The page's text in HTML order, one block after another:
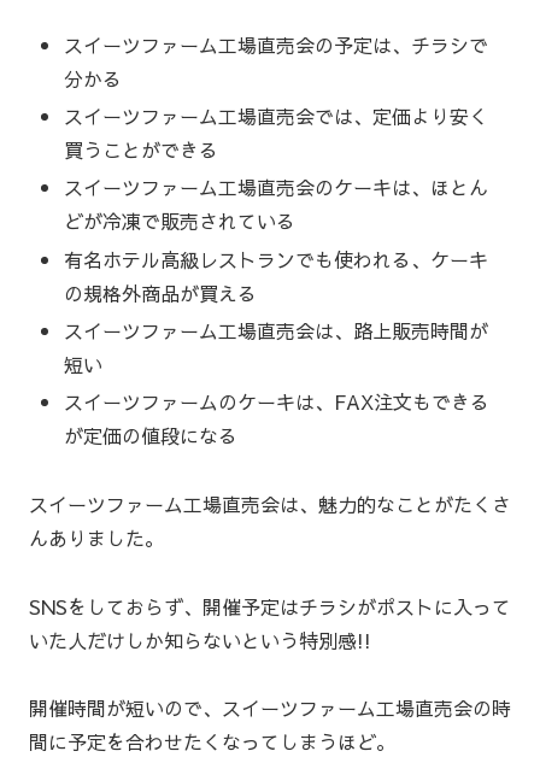
スイーツファーム工場直売会の予定は、チラシで
分かる
スイーツファーム工場直売会では、定価より安く
買うことができる
スイーツファーム工場直売会のケーキは、ほとん
どが冷凍で販売されている
有名ホテル高級レストランでも使われる、ケーキ
の規格外商品が買える
スイーツファーム工場直売会は、路上販売時間が
短い
スイーツファームのケーキは、FAX注文もできる
が定価の値段になる
スイーツファーム工場直売会は、魅力的なことがたくさ
んありました。
SNSをしておらず、開催予定はチラシがポストに入って
いた人だけしか知らないという特別感!!
開催時間が短いので、スイーツファーム工場直売会の時
間に予定を合わせたくなってしまうほど。